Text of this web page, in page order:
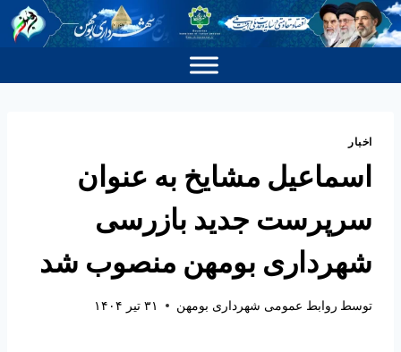
اخبار
اسماعیل مشایخ به عنوان
سرپرست جدید بازرسی
شهرداری بومهن منصوب شد
توسط روابط عمومی شهرداری بومهن ۳۱ تیر ۱۴۰۴